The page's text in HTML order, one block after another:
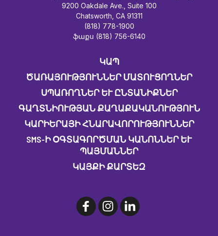
9200 Oakdale Ave., Suite 100
Chatsworth, CA 91311
(818) 778-1900
ֆաքս (818) 756-6140
ԿԱՊ
ԾԱՌԱՅՈՒԹՅՈՒՆՆԵՐ ՄԱՏՈՒՑՈՂՆԵՐ
ՍՊԱՌՈՂՆԵՐ ԵՒ ԸՆՏԱՆԻՔՆԵՐ
ԳԱՂՏՆԻՈՒԹՅԱՆ ՔԱՂԱՔԱԿԱՆՈՒԹՅՈՒՆ
ԿԱՐԻԵՐԱՅԻ ՀՆԱՐԱՎՈՐՈՒԹՅՈՒՆՆԵՐ
SMS-Ի ՕԳՏԱԳՈՐԾՄԱՆ ԿԱՆՈՆՆԵՐ ԵՒ Պ
ԱՅՄԱՆՆԵՐ
ԿԱՅՔԻ ՔԱՐՏԵԶ